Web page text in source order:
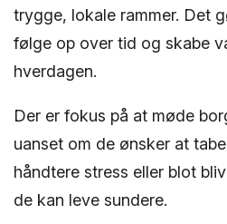
trygge, lokale rammer. Det
følge op over tid og skabe
hverdagen.
Der er fokus på at møde
uanset om de ønsker at
håndtere stress eller blot
de kan leve sundere.